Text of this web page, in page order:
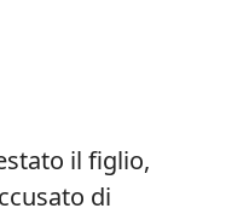
il figlio,
di